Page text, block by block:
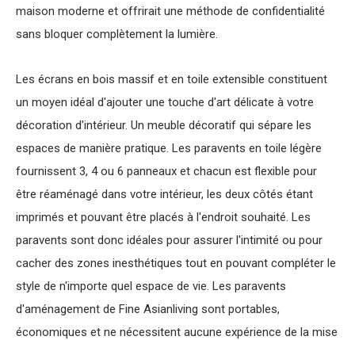
maison moderne et offrirait une méthode de confidentialité
sans bloquer complètement la lumière.
Les écrans en bois massif et en toile extensible constituent
un moyen idéal d'ajouter une touche d'art délicate à votre
décoration d'intérieur. Un meuble décoratif qui sépare les
espaces de manière pratique. Les paravents en toile légère
fournissent 3, 4 ou 6 panneaux et chacun est flexible pour
être réaménagé dans votre intérieur, les deux côtés étant
imprimés et pouvant être placés à l'endroit souhaité. Les
paravents sont donc idéales pour assurer l'intimité ou pour
cacher des zones inesthétiques tout en pouvant compléter le
style de n'importe quel espace de vie. Les paravents
d'aménagement de Fine Asianliving sont portables,
économiques et ne nécessitent aucune expérience de la mise